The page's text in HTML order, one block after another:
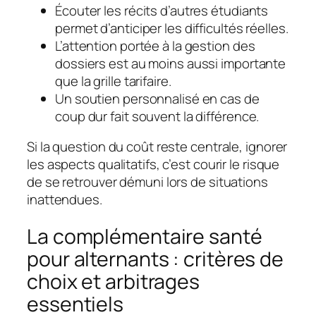
Écouter les récits d’autres étudiants
permet d’anticiper les difficultés réelles.
L’attention portée à la gestion des
dossiers est au moins aussi importante
que la grille tarifaire.
Un soutien personnalisé en cas de
coup dur fait souvent la différence.
Si la question du coût reste centrale, ignorer
les aspects qualitatifs, c’est courir le risque
de se retrouver démuni lors de situations
inattendues.
La complémentaire santé
pour alternants : critères de
choix et arbitrages
essentiels